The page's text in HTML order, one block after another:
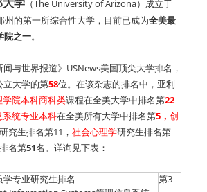
（The University of Arizona）成立于
州的第一所综合性大学，目前已成为全美最
院之一。
与世界报道》USNews美国顶尖大学排名，
立大学的第58位。在该杂志的排名中，亚利
学院本科商科类课程在全美大学中排名第22
系统专业本科在全美所有大学中排名第5， 创
究生排名第11， 社会心理学研究生排名第
名第51名。详询见下表：
专业研究生排名
第3